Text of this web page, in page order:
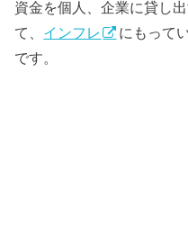
資金を個人、企業に貸し
て、 インフレ
にもって
です。